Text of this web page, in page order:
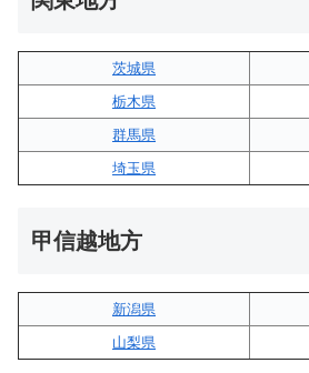
茨城県
栃木県
群馬県
埼玉県
甲信越地方
新潟県
山梨県